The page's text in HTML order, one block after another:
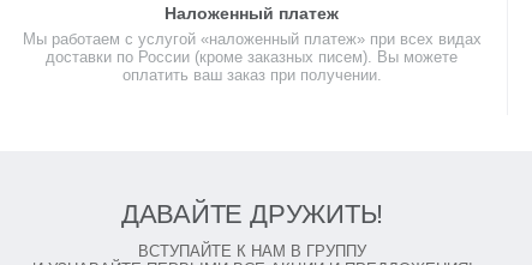
Наложенный платеж
Мы работаем с услугой «наложенный платеж» при всех видах
доставки по России (кроме заказных писем). Вы можете
оплатить ваш заказ при получении.
ДАВАЙТЕ ДРУЖИТЬ!
ВСТУПАЙТЕ К НАМ В ГРУППУ